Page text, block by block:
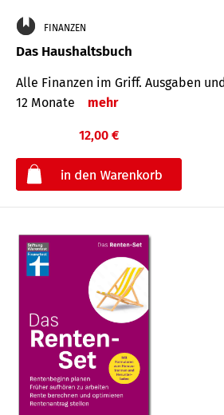
FINANZEN
Das Haushaltsbuch
Alle Finanzen im Griff. Aus­gaben
12 Monate
mehr
12,00 €